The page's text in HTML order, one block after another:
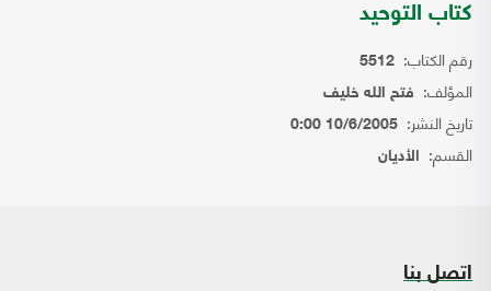
كتاب التوحيد
رقم الكتاب: 5512
المؤلف: فتح الله خليف
تاريخ النشر: 10/6/2005 0:00
القسم: الأديان
اتصل بنا